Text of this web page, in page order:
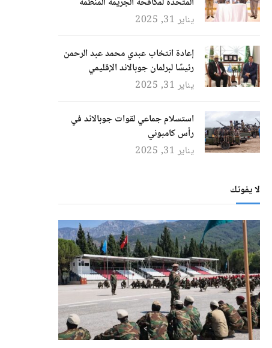
يناير 31, 2025
إعادة انتخاب عبدي محمد عبد الرحمن
رئيسًا لبرلمان جوبالاند الإقليمي
يناير 31, 2025
استسلام جماعي لقوات جوبالاند في
رأس كامبوني
يناير 31, 2025
لا يفوتك